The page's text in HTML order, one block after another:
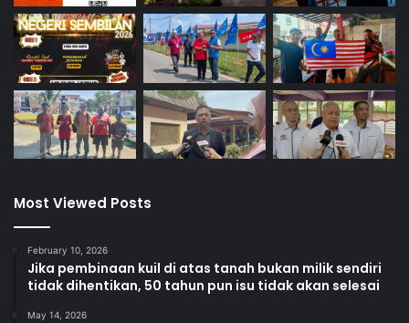
a
w
h
Most Viewed Posts
February 10, 2026
Jika pembinaan kuil di atas tanah bukan milik sendiri
tidak dihentikan, 50 tahun pun isu tidak akan selesai
May 14, 2026